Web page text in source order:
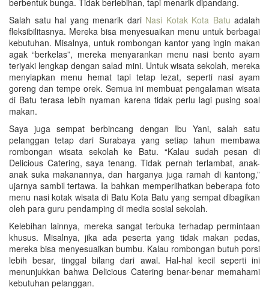
Salah satu hal yang menarik dari Nasi Kotak Kota Batu adalah
fleksibilitasnya. Mereka bisa menyesuaikan menu untuk berbagai
kebutuhan. Misalnya, untuk rombongan kantor yang ingin makan
agak “berkelas”, mereka menyarankan menu nasi bento ayam
teriyaki lengkap dengan salad mini. Untuk wisata sekolah, mereka
menyiapkan menu hemat tapi tetap lezat, seperti nasi ayam
goreng dan tempe orek. Semua ini membuat pengalaman wisata
di Batu terasa lebih nyaman karena tidak perlu lagi pusing soal
makan.
Saya juga sempat berbincang dengan Ibu Yani, salah satu
pelanggan tetap dari Surabaya yang setiap tahun membawa
rombongan wisata sekolah ke Batu. “Kalau sudah pesan di
Delicious Catering, saya tenang. Tidak pernah terlambat, anak-
anak suka makanannya, dan harganya juga ramah di kantong,”
ujarnya sambil tertawa. Ia bahkan memperlihatkan beberapa foto
menu nasi kotak wisata di Batu Kota Batu yang sempat dibagikan
oleh para guru pendamping di media sosial sekolah.
Kelebihan lainnya, mereka sangat terbuka terhadap permintaan
khusus. Misalnya, jika ada peserta yang tidak makan pedas,
mereka bisa menyesuaikan bumbu. Kalau rombongan butuh porsi
lebih besar, tinggal bilang dari awal. Hal-hal kecil seperti ini
menunjukkan bahwa Delicious Catering benar-benar memahami
kebutuhan pelanggan.